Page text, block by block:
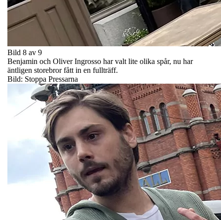
Bild 8 av 9
Benjamin och Oliver Ingrosso har valt lite olika spår, nu har
äntligen storebror fått in en fullträff.
Bild: Stoppa Pressarna